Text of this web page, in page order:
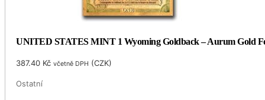
UNITED STATES MINT 1 Wyoming Goldback – Aurum Gold
387.40 Kč včetně DPH (CZK)
Ostatní